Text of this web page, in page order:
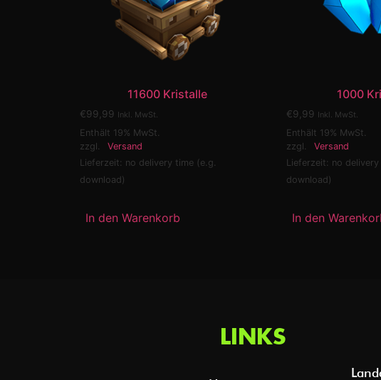
11600 Kristalle
€99,99 Inkl. MwSt.
Enthält 19% MwSt.
zzgl.
Versand
Lieferzeit: no delivery time (e.g.
download)
In den Warenkorb
1000
€9,99 Inkl. MwSt.
Enthält 19% MwSt.
zzgl.
Versand
Lieferzeit: no
download)
In den
LINKS